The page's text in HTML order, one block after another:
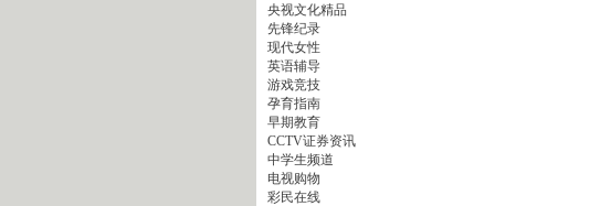
央视文化精品
先锋纪录
现代女性
英语辅导
游戏竞技
孕育指南
早期教育
CCTV证券资讯
中学生频道
电视购物
彩民在线